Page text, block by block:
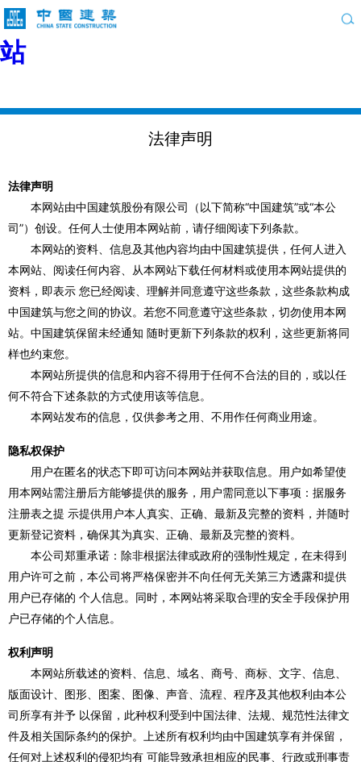
HJC黄金城【中国区】官方网
站
法律声明
法律声明
本网站由中国建筑股份有限公司（以下简称“中国建筑”或“本公
司”）创设。任何人士使用本网站前，请仔细阅读下列条款。
本网站的资料、信息及其他内容均由中国建筑提供，任何人进入
本网站、阅读任何内容、从本网站下载任何材料或使用本网站提供的
资料，即表示 您已经阅读、理解并同意遵守这些条款，这些条款构成
中国建筑与您之间的协议。若您不同意遵守这些条款，切勿使用本网
站。中国建筑保留未经通知 随时更新下列条款的权利，这些更新将同
样也约束您。
本网站所提供的信息和内容不得用于任何不合法的目的，或以任
何不符合下述条款的方式使用该等信息。
本网站发布的信息，仅供参考之用、不用作任何商业用途。
隐私权保护
用户在匿名的状态下即可访问本网站并获取信息。用户如希望使
用本网站需注册后方能够提供的服务，用户需同意以下事项：据服务
注册表之提 示提供用户本人真实、正确、最新及完整的资料，并随时
更新登记资料，确保其为真实、正确、最新及完整的资料。
本公司郑重承诺：除非根据法律或政府的强制性规定，在未得到
用户许可之前，本公司将严格保密并不向任何无关第三方透露和提供
用户已存储的 个人信息。同时，本网站将采取合理的安全手段保护用
户已存储的个人信息。
权利声明
本网站所载述的资料、信息、域名、商号、商标、文字、信息、
版面设计、图形、图案、图像、声音、流程、程序及其他权利由本公
司所享有并予 以保留，此种权利受到中国法律、法规、规范性法律文
件及相关国际条约的保护。上述所有权利均由中国建筑享有并保留，
任何对上述权利的侵犯均有 可能导致承担相应的民事、行政或刑事责